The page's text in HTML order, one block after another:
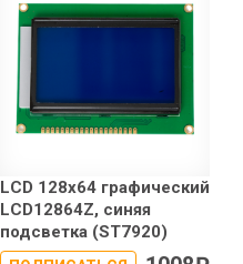
LCD 128x64 графический
LCD12864Z, синяя
подсветка (ST7920)